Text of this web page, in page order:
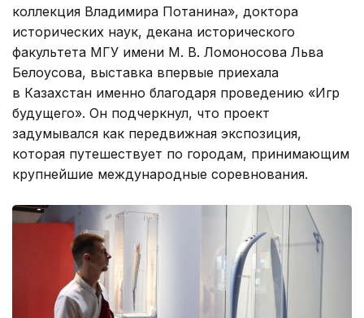
коллекция Владимира Потанина», доктора
исторических наук, декана исторического
факультета МГУ имени М. В. Ломоносова Льва
Белоусова, выставка впервые приехала
в Казахстан именно благодаря проведению «Игр
будущего». Он подчеркнул, что проект
задумывался как передвижная экспозиция,
которая путешествует по городам, принимающим
крупнейшие международные соревнования.